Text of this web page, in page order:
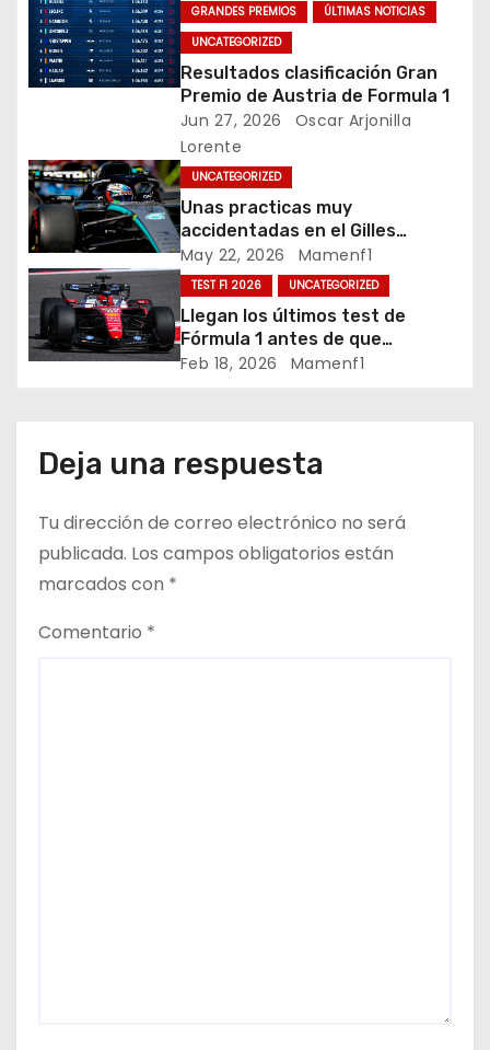
c
i
n
d
e
e
n
a
d
a
s
GRANDES PREMIOS
ÚLTIMAS NOTICIAS
UNCATEGORIZED
Resultados clasificación Gran
Premio de Austria de Formula 1
Jun 27, 2026
Oscar Arjonilla
Lorente
UNCATEGORIZED
Unas practicas muy
accidentadas en el Gilles
Villeneuve deja a Fernando en
buena posición, ¿será real?… /
Crónica libes 1 GP Canadá
May 22, 2026 Mamenf1
TEST F1 2026 UNCATEGORIZED
Llegan los últimos test de
Fórmula 1 antes de que
comience la nueva temporada
Feb 18, 2026 Mamenf1
Deja una respuesta
Tu dirección de correo electrónico no será
publicada. Los campos obligatorios están
marcados con *
Comentario *